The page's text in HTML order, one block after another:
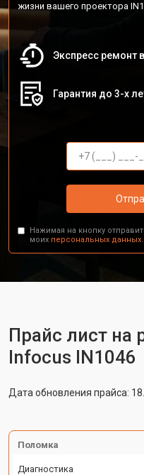
жизни вашего проектора
Экспресс ремонт
Гарантия до 3-х
Нажимая на кнопку
моих персональных данных.
Прайс лист на
Infocus IN1046
Дата обновления прайса:
Поломка
Диагностика